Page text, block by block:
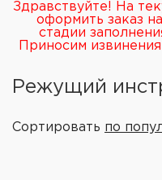
Здравствуйте! На
оформить заказ
стадии
Приносим
Режущий
Сортировать по